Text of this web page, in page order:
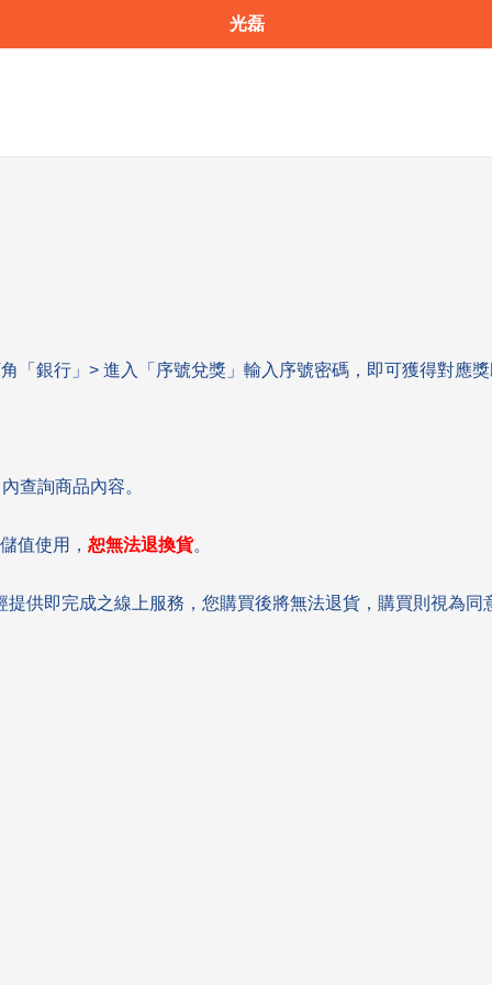
光磊
「銀行」> 進入「序號兌獎」輸入序號密碼，即可獲得對應
查詢商品內容。
值使用， 恕無法退換貨。
供即完成之線上服務，您購買後將無法退貨，購買則視為同